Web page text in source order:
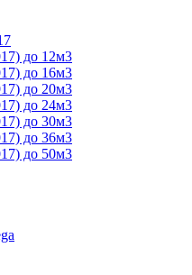
до 12м3
до 16м3
до 20м3
до 24м3
до 30м3
до 36м3
до 50м3